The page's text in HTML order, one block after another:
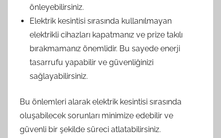
önleyebilirsiniz.
Elektrik kesintisi sırasında kullanılmayan
elektrikli cihazları kapatmanız ve prize takılı
bırakmamanız önemlidir. Bu sayede enerji
tasarrufu yapabilir ve güvenliğinizi
sağlayabilirsiniz.
Bu önlemleri alarak elektrik kesintisi sırasında
oluşabilecek sorunları minimize edebilir ve
güvenli bir şekilde süreci atlatabilirsiniz.